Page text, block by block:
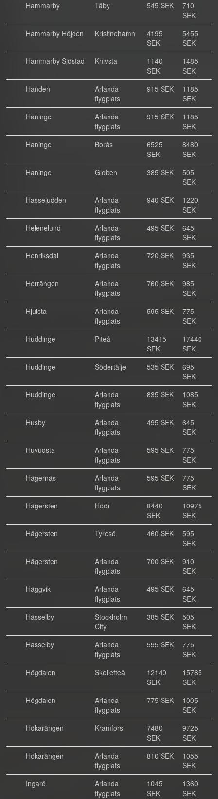
Hammarby
Täby 545 SEK
710
SEK
Hammarby Höjden
Kristinehamn
4195
SEK
5455
SEK
Hammarby Sjöstad
Knivsta
1140
SEK
1485
SEK
Handen
Arlanda
flygplats
915 SEK
1185
SEK
Haninge
Arlanda
flygplats
915 SEK
1185
SEK
Haninge
Borås
6525
SEK
8480
SEK
Haninge
Globen 385 SEK
505
SEK
Hasseludden
Arlanda
flygplats
940 SEK
1220
SEK
Helenelund
Arlanda
flygplats
495 SEK
645
SEK
Henriksdal
Arlanda
flygplats
720 SEK
935
SEK
Herrängen
Arlanda
flygplats
760 SEK
985
SEK
Hjulsta
Arlanda
flygplats
595 SEK
775
SEK
Huddinge
Piteå
13415
SEK
17440
SEK
Huddinge
Södertälje 535 SEK
695
SEK
Huddinge
Arlanda
flygplats
835 SEK
1085
SEK
Husby
Arlanda
flygplats
495 SEK
645
SEK
Huvudsta
Arlanda
flygplats
595 SEK
775
SEK
Hägernäs
Arlanda
flygplats
595 SEK
775
SEK
Hägersten
Höör
8440
SEK
10975
SEK
Hägersten
Tyresö 460 SEK
595
SEK
Hägersten
Arlanda
flygplats
700 SEK
910
SEK
Häggvik
Arlanda
flygplats
495 SEK
645
SEK
Hässelby
Stockholm
City
385 SEK
505
SEK
Hässelby
Arlanda
flygplats
595 SEK
775
SEK
Högdalen
Skellefteå
12140
SEK
15785
SEK
Högdalen
Arlanda
flygplats
775 SEK
1005
SEK
Hökarängen
Kramfors
7480
SEK
9725
SEK
Hökarängen
Arlanda
flygplats
810 SEK
1055
SEK
Ingarö
Arlanda
flygplats
1045
SEK
1360
SEK